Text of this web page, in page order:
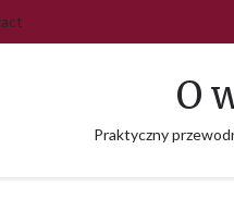
O
Praktyczny